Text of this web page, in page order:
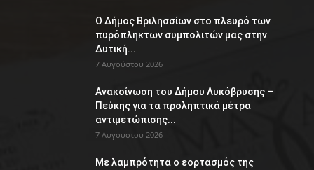
Ο Δήμος Βριλησσίων στο πλευρό των
πυρόπληκτων συμπολιτών μας στην
Δυτική...
7 Αυγούστου 2026
Ανακοίνωση του Δήμου Λυκόβρυσης –
Πεύκης για τα προληπτικά μέτρα
αντιμετώπισης...
7 Αυγούστου 2026
Με λαμπρότητα ο εορτασμός της